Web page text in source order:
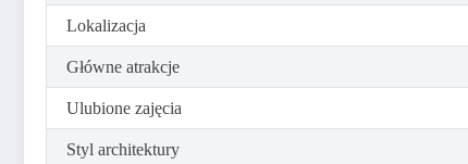
Lokalizacja
Główne atrakcje
Ulubione zajęcia
Styl architektury